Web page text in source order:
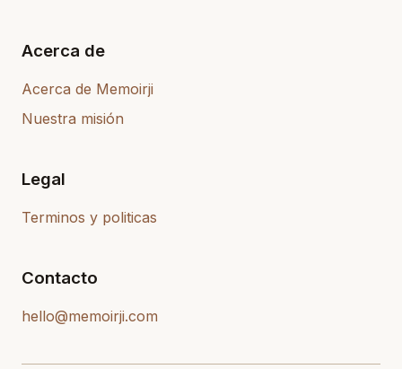
Acerca de
Acerca de Memoirji
Nuestra misión
Legal
Terminos y politicas
Contacto
hello@memoirji.com